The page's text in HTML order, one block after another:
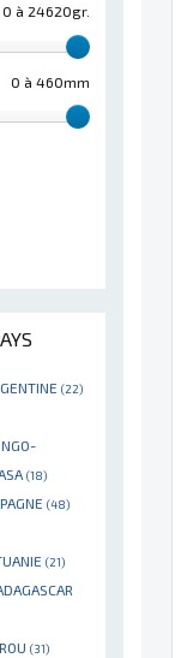
0 à 24620gr.
0 à 460mm
(22)
(18)
(48)
(21)
(31)